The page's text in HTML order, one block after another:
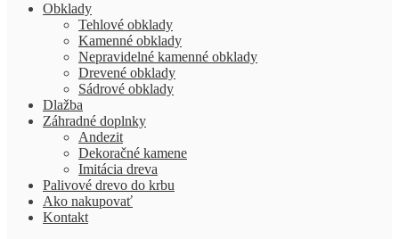
Obklady
Tehlové obklady
Kamenné obklady
Nepravidelné kamenné obklady
Drevené obklady
Sádrové obklady
Dlažba
Záhradné doplnky
Andezit
Dekoračné kamene
Imitácia dreva
Palivové drevo do krbu
Ako nakupovať
Kontakt